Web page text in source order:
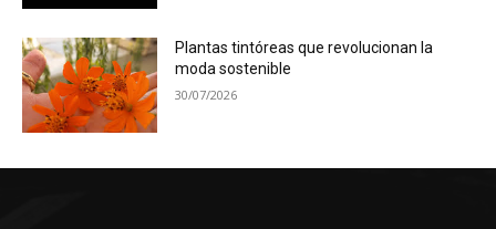
Plantas tintóreas que revolucionan la
moda sostenible
30/07/2026